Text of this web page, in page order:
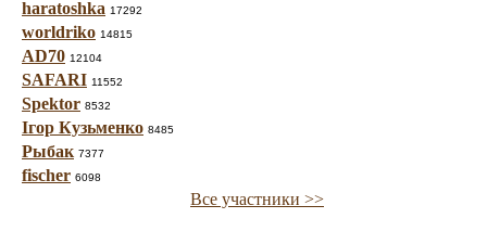
haratoshka 17292
worldriko 14815
AD70 12104
SAFARI 11552
Spektor 8532
Ігор Кузьменко 8485
Рыбак 7377
fischer 6098
Все участники >>